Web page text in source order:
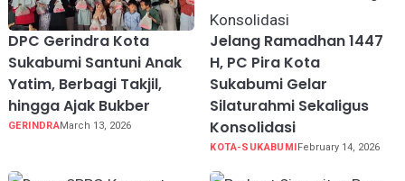
DPC Gerindra Kota
Sukabumi Santuni Anak
Yatim, Berbagi Takjil,
hingga Ajak Bukber
GERINDRAMarch 13, 2026
Jelang Ramadhan 1447
H, PC Pira Kota
Sukabumi Gelar
Silaturahmi Sekaligus
Konsolidasi
KOTA-SUKABUMIFebruary 14, 2026